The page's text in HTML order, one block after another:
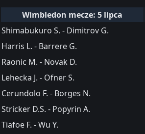
Wimbledon mecze: 5 lipca
Shimabukuro S. - Dimitrov G.
Harris L. - Barrere G.
Raonic M. - Novak D.
Lehecka J. - Ofner S.
Cerundolo F. - Borges N.
Stricker D.S. - Popyrin A.
Tiafoe F. - Wu Y.